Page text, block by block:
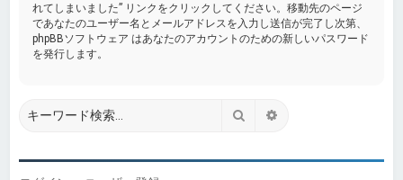
れてしまいました” リンクをクリックしてください。移動先のページ
であなたのユーザー名とメールアドレスを入力し送信が完了し次第、
phpBBソフトウェア はあなたのアカウントのための新しいパスワード
を発行します。
検索